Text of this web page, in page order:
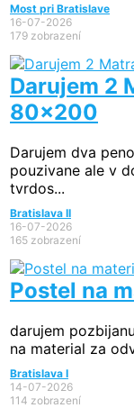
Most pri Bratislave
16-07-2026
179 zobrazení
Darujem 2
80x200
Darujem dva
pouzivane ale v
tvrdos...
Bratislava II
16-07-2026
165 zobrazení
Postel na
darujem
na material za
Bratislava I
14-07-2026
114 zobrazení